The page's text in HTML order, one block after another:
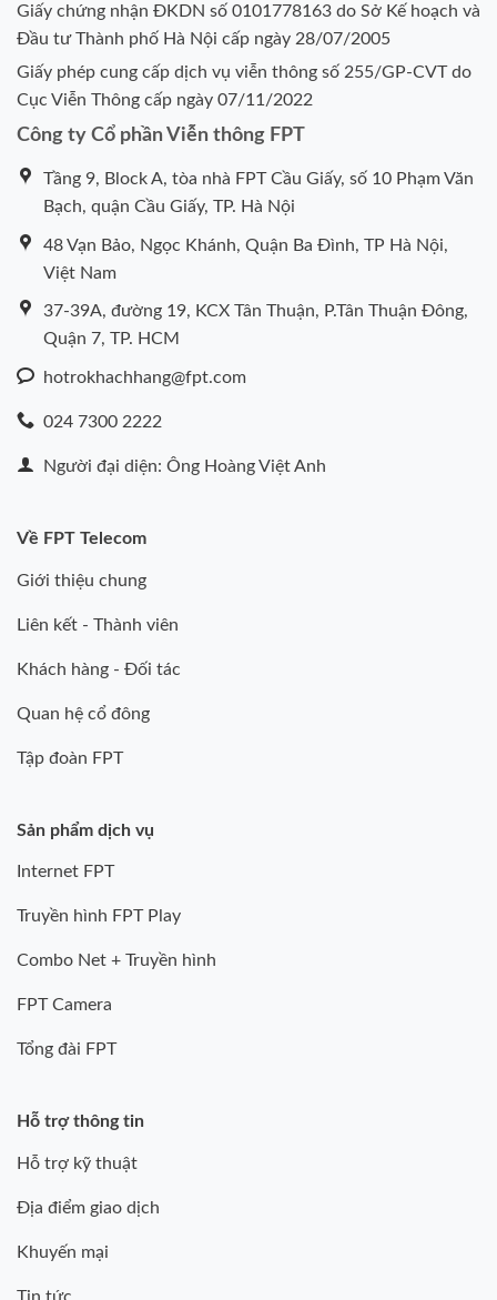
Giấy chứng nhận ĐKDN số 0101778163 do Sở Kế hoạch và
Đầu tư Thành phố Hà Nội cấp ngày 28/07/2005
Giấy phép cung cấp dịch vụ viễn thông số 255/GP-CVT do
Cục Viễn Thông cấp ngày 07/11/2022
Công ty Cổ phần Viễn thông FPT
Tầng 9, Block A, tòa nhà FPT Cầu Giấy, số 10 Phạm Văn
Bạch, quận Cầu Giấy, TP. Hà Nội
48 Vạn Bảo, Ngọc Khánh, Quận Ba Đình, TP Hà Nội,
Việt Nam
37-39A, đường 19, KCX Tân Thuận, P.Tân Thuận Đông,
Quận 7, TP. HCM
hotrokhachhang@fpt.com
024 7300 2222
Người đại diện: Ông Hoàng Việt Anh
Về FPT Telecom
Giới thiệu chung
Liên kết - Thành viên
Khách hàng - Đối tác
Quan hệ cổ đông
Tập đoàn FPT
Sản phẩm dịch vụ
Internet FPT
Truyền hình FPT Play
Combo Net + Truyền hình
FPT Camera
Tổng đài FPT
Hỗ trợ thông tin
Hỗ trợ kỹ thuật
Địa điểm giao dịch
Khuyến mại